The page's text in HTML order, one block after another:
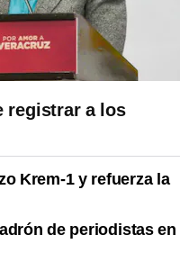
registrar a los
Krem-1 y refuerza la
de periodistas en